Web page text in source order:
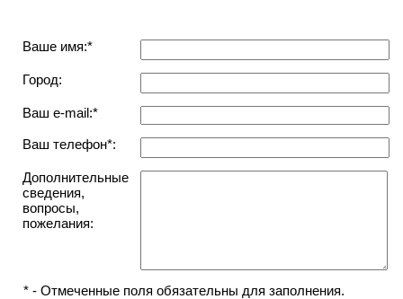
Ваше имя:*
Город:
Ваш e-mail:*
Ваш телефон*:
Дополнительные
сведения,
вопросы,
пожелания:
* - Отмеченные поля обязательны для заполнения.